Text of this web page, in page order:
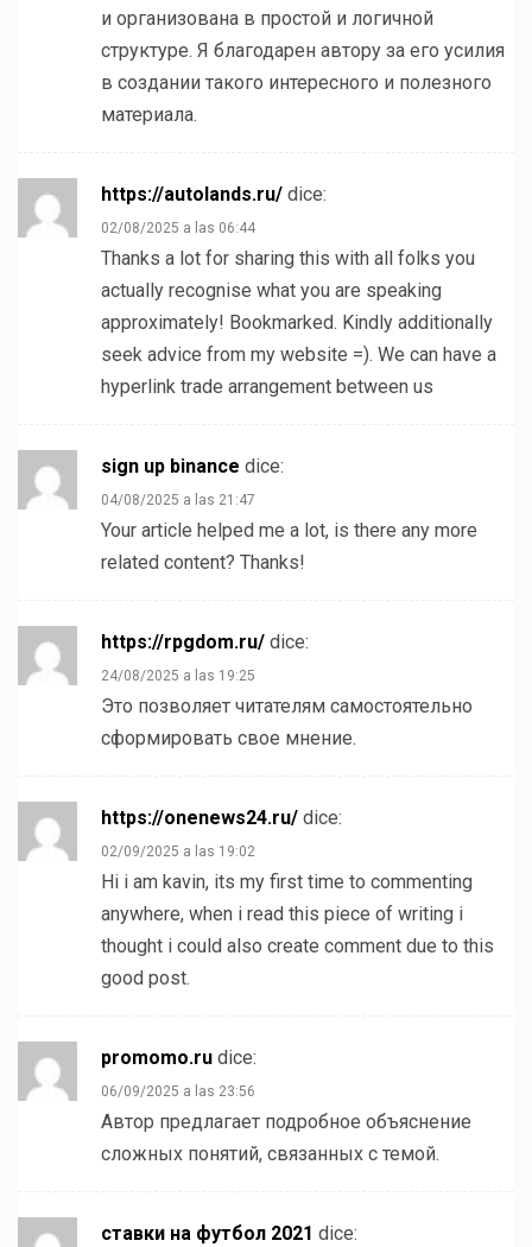
и организована в простой и логичной
структуре. Я благодарен автору за его усилия
в создании такого интересного и полезного
материала.
https://autolands.ru/ dice:
02/08/2025 a las 06:44
Thanks a lot for sharing this with all folks you
actually recognise what you are speaking
approximately! Bookmarked. Kindly additionally
seek advice from my website =). We can have a
hyperlink trade arrangement between us
sign up binance dice:
04/08/2025 a las 21:47
Your article helped me a lot, is there any more
related content? Thanks!
https://rpgdom.ru/ dice:
24/08/2025 a las 19:25
Это позволяет читателям самостоятельно
сформировать свое мнение.
https://onenews24.ru/ dice:
02/09/2025 a las 19:02
Hi i am kavin, its my first time to commenting
anywhere, when i read this piece of writing i
thought i could also create comment due to this
good post.
promomo.ru dice:
06/09/2025 a las 23:56
Автор предлагает подробное объяснение
сложных понятий, связанных с темой.
ставки на футбол 2021 dice: